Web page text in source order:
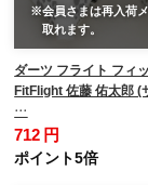
※会員さまは再入荷
取れます。
ダーツ フライト フィ
FitFlight 佐藤 佑太郎 (
…
712 円
ポイント5倍